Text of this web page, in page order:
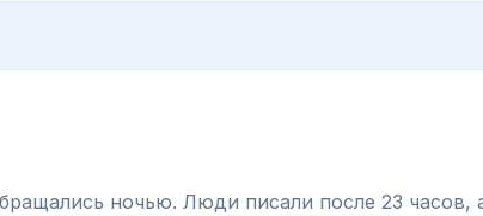
ночью. Люди писали после 23